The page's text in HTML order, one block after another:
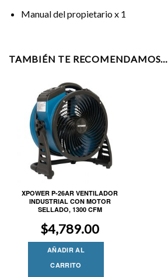
Manual del propietario x 1
TAMBIÉN TE RECOMENDAMOS…
XPOWER P-26AR VENTILADOR
INDUSTRIAL CON MOTOR
SELLADO, 1300 CFM
$4,789.00
AÑADIR AL
CARRITO